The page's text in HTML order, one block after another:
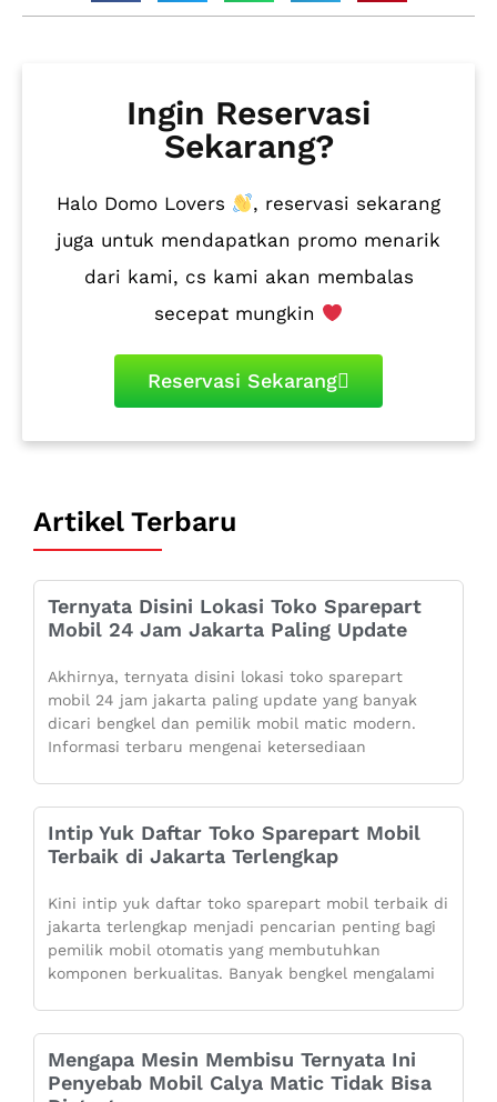
Ingin Reservasi
Sekarang?
Halo Domo Lovers
, reservasi sekarang
juga untuk mendapatkan promo menarik
dari kami, cs kami akan membalas
secepat mungkin
Reservasi Sekarang
Artikel Terbaru
Ternyata Disini Lokasi Toko Sparepart
Mobil 24 Jam Jakarta Paling Update
Akhirnya, ternyata disini lokasi toko sparepart
mobil 24 jam jakarta paling update yang banyak
dicari bengkel dan pemilik mobil matic modern.
Informasi terbaru mengenai ketersediaan
Intip Yuk Daftar Toko Sparepart Mobil
Terbaik di Jakarta Terlengkap
Kini intip yuk daftar toko sparepart mobil terbaik di
jakarta terlengkap menjadi pencarian penting bagi
pemilik mobil otomatis yang membutuhkan
komponen berkualitas. Banyak bengkel mengalami
Mengapa Mesin Membisu Ternyata Ini
Penyebab Mobil Calya Matic Tidak Bisa